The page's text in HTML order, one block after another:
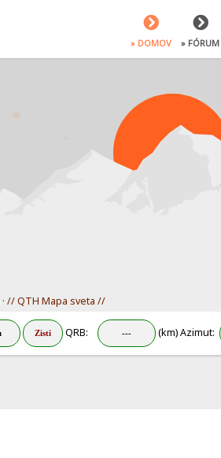
» DOMOV » FÓRUM
· // QTH Mapa sveta //
QRB: (km) Azimut: